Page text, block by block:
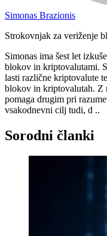
Simonas Brazionis
Strokovnjak za veriženje
Simonas ima šest let
blokov in kriptovalutami.
lasti različne kriptovalute
blokov in kriptovalutah. Z
pomaga drugim pri
vsakodnevni cilj tudi, d ..
Sorodni članki